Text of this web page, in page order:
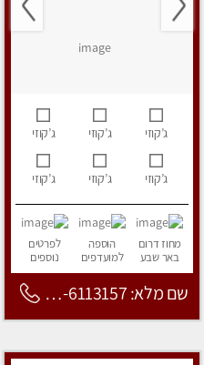
ג’קוזי ג’קוזי ג’קוזי
ג’קוזי ג’קוזי ג’קוזי
מחוז דרום
באר שבע
הוספה
למועדפים
לפרטים
נוספים
שם מלא: 053-6113157